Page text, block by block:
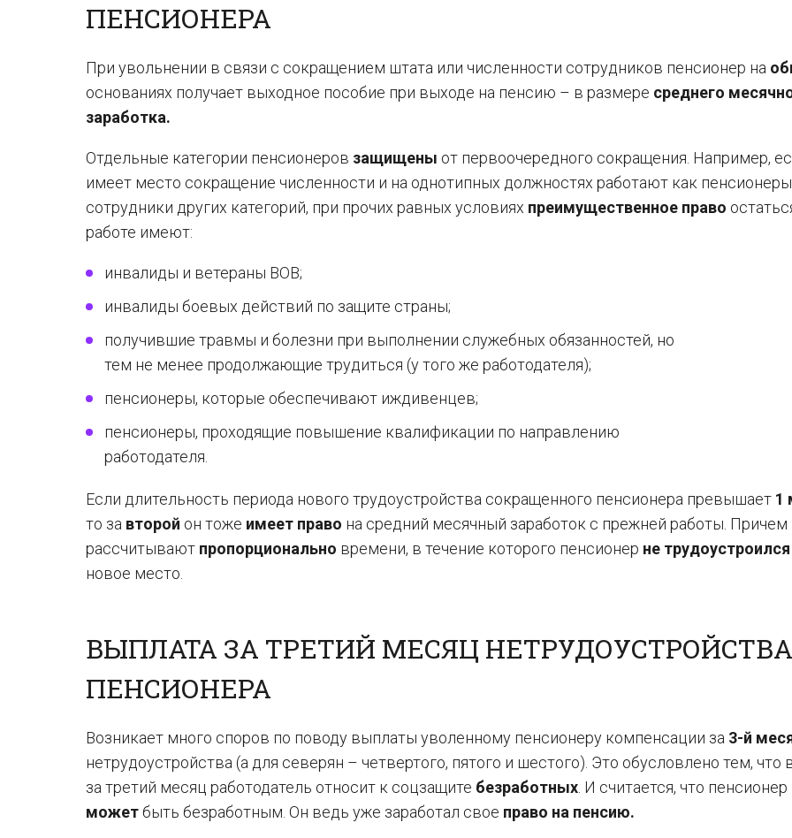
ПЕНСИОНЕРА
При увольнении в связи с сокращением штата или численности сотрудников пенсионер на
основаниях получает выходное пособие при выходе на пенсию – в размере среднего
заработка.
Отдельные категории пенсионеров защищены от первоочередного сокращения. Например,
имеет место сокращение численности и на однотипных должностях работают как
сотрудники других категорий, при прочих равных условиях преимущественное право
работе имеют:
инвалиды и ветераны ВОВ;
инвалиды боевых действий по защите страны;
получившие травмы и болезни при выполнении служебных обязанностей, но
тем не менее продолжающие трудиться (у того же работодателя);
пенсионеры, которые обеспечивают иждивенцев;
пенсионеры, проходящие повышение квалификации по направлению
работодателя.
Если длительность периода нового трудоустройства сокращенного пенсионера превышает 1
то за второй он тоже имеет право на средний месячный заработок с прежней работы. Причем
рассчитывают пропорционально времени, в течение которого пенсионер не трудоустроился
новое место.
ВЫПЛАТА ЗА ТРЕТИЙ МЕСЯЦ НЕТРУДОУСТРОЙСТВА
ПЕНСИОНЕРА
Возникает много споров по поводу выплаты уволенному пенсионеру компенсации за 3-й
нетрудоустройства (а для северян – четвертого, пятого и шестого). Это обусловлено тем, что
за третий месяц работодатель относит к соцзащите безработных . И считается, что пенсионер
можетбыть безработным. Он ведь уже заработал свое право на пенсию.